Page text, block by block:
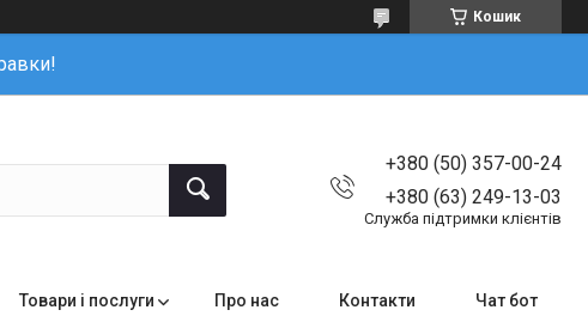
Кошик
+380 (50) 357-00-24
+380 (63) 249-13-03
Служба підтримки клієнтів
Товари і послуги Про нас Контакти Чат бот